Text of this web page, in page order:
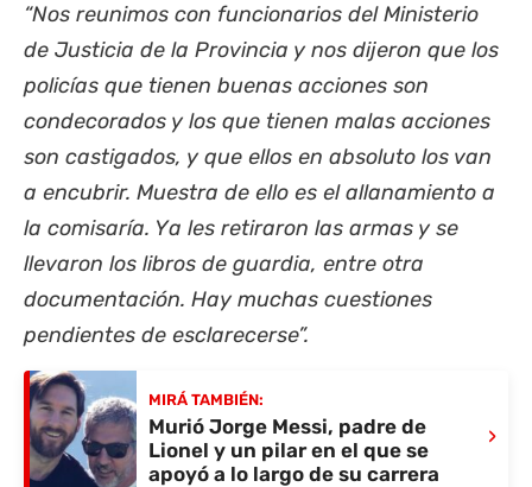
“Nos reunimos con funcionarios del Ministerio
de Justicia de la Provincia y nos dijeron que los
policías que tienen buenas acciones son
condecorados y los que tienen malas acciones
son castigados, y que ellos en absoluto los van
a encubrir. Muestra de ello es el allanamiento a
la comisaría. Ya les retiraron las armas y se
llevaron los libros de guardia, entre otra
documentación. Hay muchas cuestiones
pendientes de esclarecerse”.
MIRÁ TAMBIÉN:
Murió Jorge Messi, padre de
Lionel y un pilar en el que se
apoyó a lo largo de su carrera
›